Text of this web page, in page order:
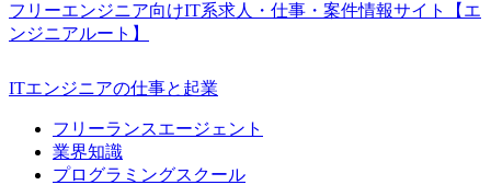
フリーエンジニア向けIT系求人・仕事・案件情報サイト【エ
ンジニアルート】
ITエンジニアの仕事と起業
フリーランスエージェント
業界知識
プログラミングスクール